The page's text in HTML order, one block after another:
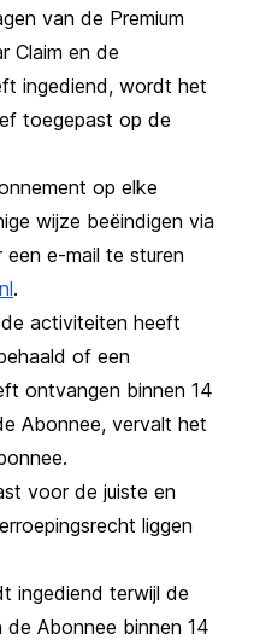
van de Premium
Claim en de
ingediend, wordt het
toegepast op de
op elke
wijze beëindigen via
e-mail te sturen
.
activiteiten heeft
of een
ontvangen binnen 14
Abonnee, vervalt het
voor de juiste en
liggen
ingediend terwijl de
de Abonnee binnen 14